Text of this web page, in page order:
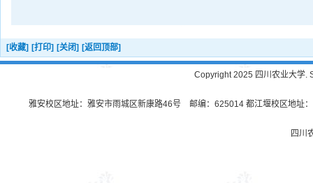
[收藏] [打印] [关闭] [返回顶部]
Copyright 2025 四川农业大学.
雅安校区地址：雅安市雨城区新康路46号 邮编：625014 都江堰校区地址
四川